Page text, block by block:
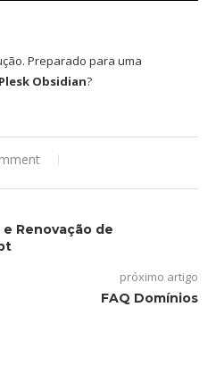
Preparado para uma
Plesk Obsidian?
Renovação de
próximo artigo
FAQ Domínios